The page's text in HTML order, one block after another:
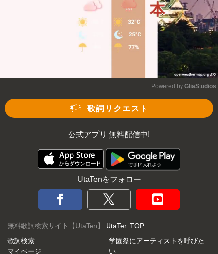
Powered by GliaStudios
歌詞リクエスト
公式アプリ 無料配信中!
UtaTenをフォロー
無料歌詞検索サイト【UtaTen】 UtaTen TOP
歌詞検索
マイページ
学園祭にアーティストを呼びた
い